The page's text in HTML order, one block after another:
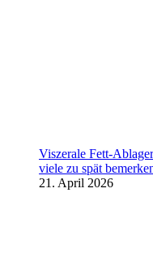
Viszerale Fett-
viele zu spät
21. April 2026